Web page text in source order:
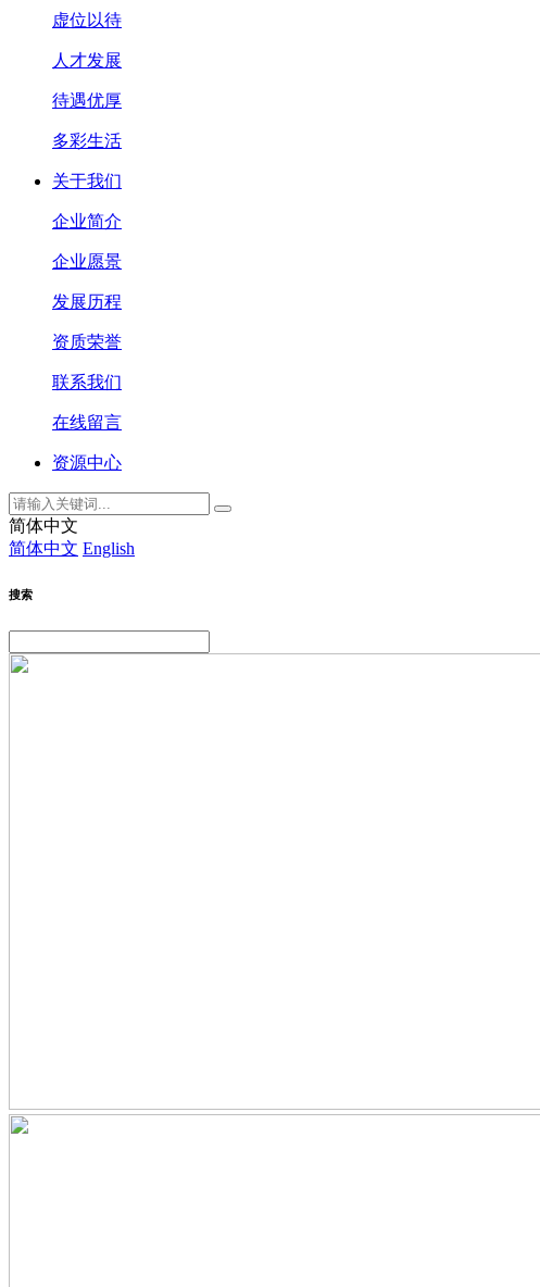
虚位以待
人才发展
待遇优厚
多彩生活
关于我们
企业简介
企业愿景
发展历程
资质荣誉
联系我们
在线留言
资源中心
简体中文
简体中文 English
搜索